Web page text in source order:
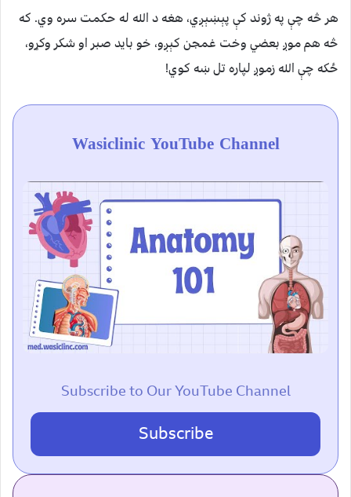
هر څه چې په ژوند کې پېښېږي، هغه د الله له حکمت سره وي. که
څه هم موږ بعضي وخت غمجن کېږو، خو باید صبر او شکر وکړو،
ځکه چې الله زموږ لپاره تل ښه کوي!
Wasiclinic YouTube Channel
Subscribe to Our YouTube Channel
Subscribe